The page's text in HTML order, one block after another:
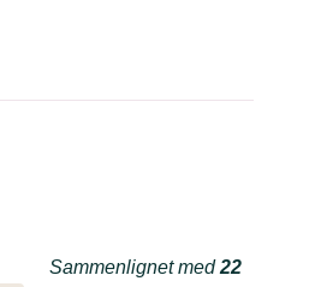
Sammenlignet med22